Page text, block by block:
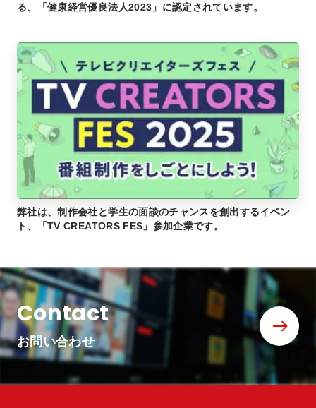
る、「健康経営優良法人2023」に認定されています。
弊社は、制作会社と学生の面談のチャンスを創出するイベン
ト、「TV CREATORS FES」参加企業です。
Contact
お問い合わせ